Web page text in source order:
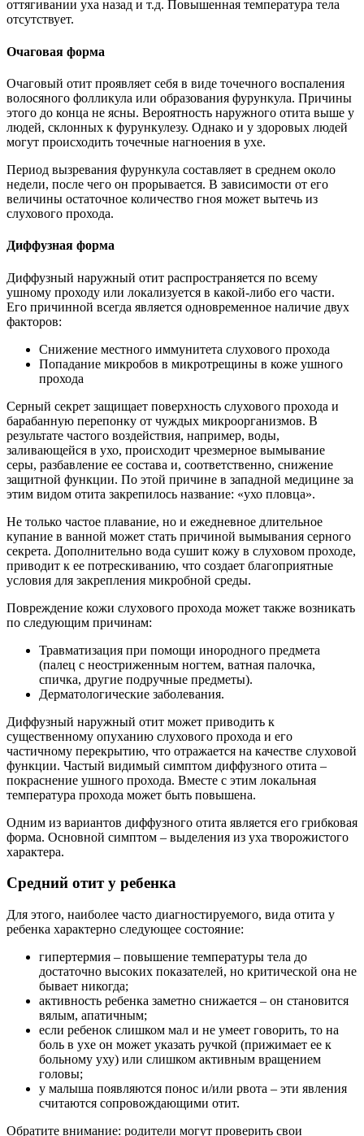
оттягивании уха назад и т.д. Повышенная температура тела
отсутствует.
Очаговая форма
Очаговый отит проявляет себя в виде точечного воспаления
волосяного фолликула или образования фурункула. Причины
этого до конца не ясны. Вероятность наружного отита выше у
людей, склонных к фурункулезу. Однако и у здоровых людей
могут происходить точечные нагноения в ухе.
Период вызревания фурункула составляет в среднем около
недели, после чего он прорывается. В зависимости от его
величины остаточное количество гноя может вытечь из
слухового прохода.
Диффузная форма
Диффузный наружный отит распространяется по всему
ушному проходу или локализуется в какой-либо его части.
Его причинной всегда является одновременное наличие двух
факторов:
Снижение местного иммунитета слухового прохода
Попадание микробов в микротрещины в коже ушного
прохода
Серный секрет защищает поверхность слухового прохода и
барабанную перепонку от чуждых микроорганизмов. В
результате частого воздействия, например, воды,
заливающейся в ухо, происходит чрезмерное вымывание
серы, разбавление ее состава и, соответственно, снижение
защитной функции. По этой причине в западной медицине за
этим видом отита закрепилось название: «ухо пловца».
Не только частое плавание, но и ежедневное длительное
купание в ванной может стать причиной вымывания серного
секрета. Дополнительно вода сушит кожу в слуховом проходе,
приводит к ее потрескиванию, что создает благоприятные
условия для закрепления микробной среды.
Повреждение кожи слухового прохода может также возникать
по следующим причинам:
Травматизация при помощи инородного предмета
(палец с неостриженным ногтем, ватная палочка,
спичка, другие подручные предметы).
Дерматологические заболевания.
Диффузный наружный отит может приводить к
существенному опуханию слухового прохода и его
частичному перекрытию, что отражается на качестве слуховой
функции. Частый видимый симптом диффузного отита –
покраснение ушного прохода. Вместе с этим локальная
температура прохода может быть повышена.
Одним из вариантов диффузного отита является его грибковая
форма. Основной симптом – выделения из уха творожистого
характера.
Средний отит у ребенка
Для этого, наиболее часто диагностируемого, вида отита у
ребенка характерно следующее состояние:
гипертермия – повышение температуры тела до
достаточно высоких показателей, но критической она не
бывает никогда;
активность ребенка заметно снижается – он становится
вялым, апатичным;
если ребенок слишком мал и не умеет говорить, то на
боль в ухе он может указать ручкой (прижимает ее к
больному уху) или слишком активным вращением
головы;
у малыша появляются понос и/или рвота – эти явления
считаются сопровождающими отит.
Обратите внимание: родители могут проверить свои